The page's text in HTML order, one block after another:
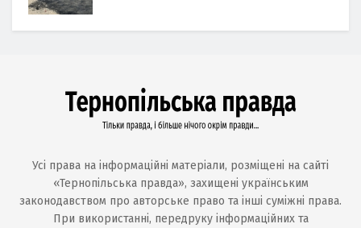
Усі права на інформаційні матеріали, розміщені на сайті
«Тернопільська правда», захищені українським
законодавством про авторське право та інші суміжні права.
При використанні, передруку інформаційних та